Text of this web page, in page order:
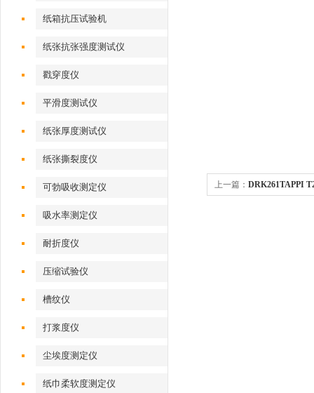
纸箱抗压试验机
纸张抗张强度测试仪
戳穿度仪
平滑度测试仪
纸张厚度测试仪
纸张撕裂度仪
可勃吸收测定仪
吸水率测定仪
耐折度仪
压缩试验仪
槽纹仪
打浆度仪
尘埃度测定仪
纸巾柔软度测定仪
上一篇： DRK261TAPPI